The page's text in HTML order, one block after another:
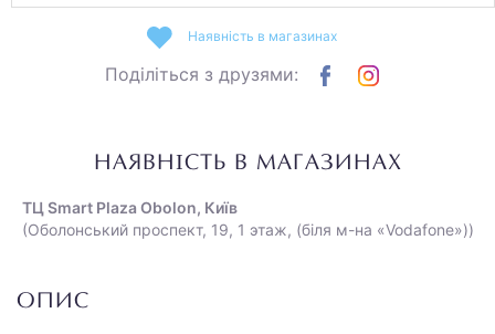
Наявність в магазинах
Поділіться з друзями:
НАЯВНІСТЬ В МАГАЗИНАХ
ТЦ Smart Plaza Obolon, Київ
(Оболонський проспект, 19, 1 этаж, (біля м-на «Vodafone»))
ОПИС